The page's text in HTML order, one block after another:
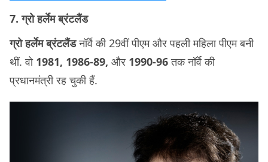
7. ग्रो हर्लेम ब्रंटलैंड
ग्रो हर्लेम ब्रंटलैंडनॉर्वे की 29वीं पीएम और पहली महिला पीएम बनी
थीं. वो1981, 1986-89, और 1990-96तक नॉर्वे की
प्रधानमंत्री रह चुकी हैं.